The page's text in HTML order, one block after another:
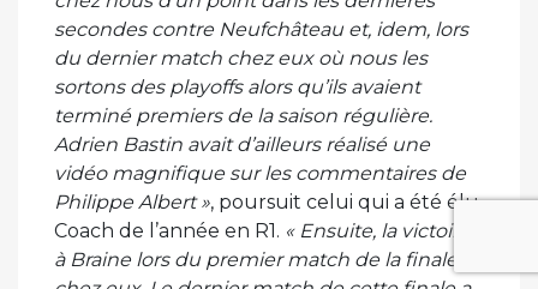
secondes contre Neufchâteau et, idem, lors
du dernier match chez eux où nous les
sortons des playoffs alors qu’ils avaient
terminé premiers de la saison régulière.
Adrien Bastin avait d’ailleurs réalisé une
vidéo magnifique sur les commentaires de
Philippe Albert », poursuit celui qui a été élu
Coach de l’année en R1. « Ensuite, la victoire
à Braine lors du premier match de la finale